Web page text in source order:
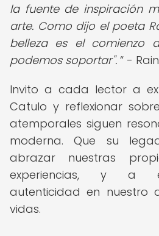
la fuente de inspiración
arte. Como dijo el poeta
belleza es el comienzo
podemos soportar".
-
Invito a cada lector a
Catulo y reflexionar
atemporales siguen
moderna. Que su
abrazar nuestras
experiencias, y a
autenticidad en nuestro
vidas.